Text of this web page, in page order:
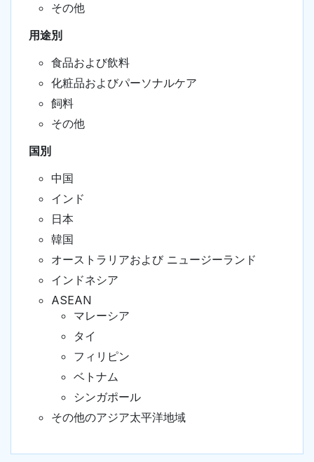
その他
用途別
食品および飲料
化粧品およびパーソナルケア
飼料
その他
国別
中国
インド
日本
韓国
オーストラリアおよび ニュージーランド
インドネシア
ASEAN
マレーシア
タイ
フィリピン
ベトナム
シンガポール
その他のアジア太平洋地域